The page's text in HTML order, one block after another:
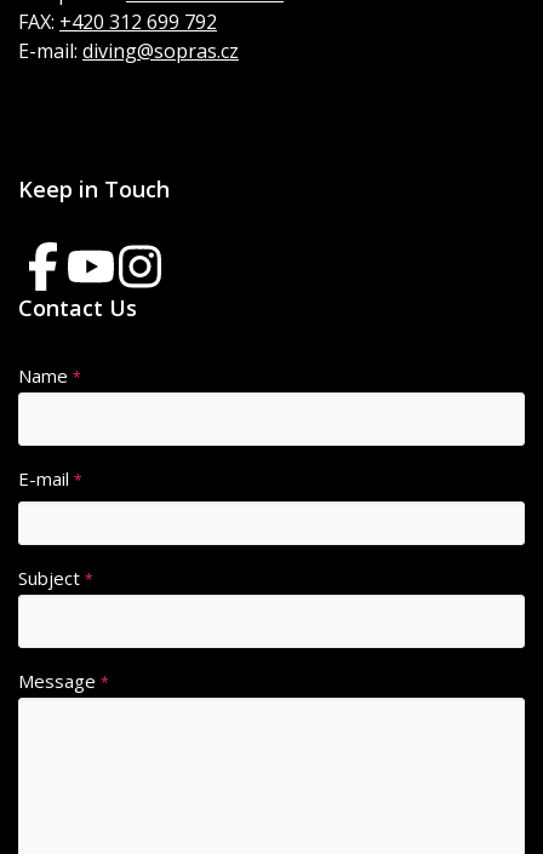
FAX: +420 312 699 792
E-mail: diving@sopras.cz
Keep in Touch
Contact Us
Name *
E-mail *
Subject *
Message *